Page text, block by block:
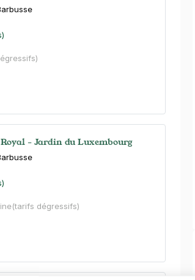
- Jardin du Luxembourg
(tarifs dégressifs)